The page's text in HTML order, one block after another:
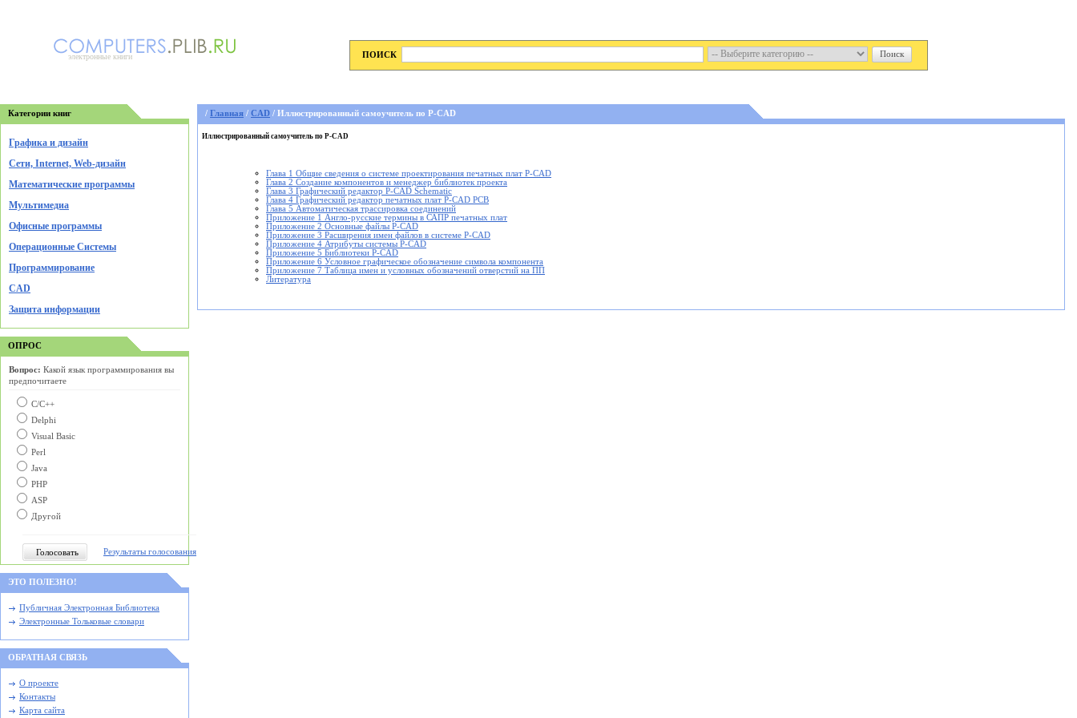
электронные книги ПОИСК
Категории книг
Графика и дизайн
Cети, Internet, Web-дизайн
Математические программы
Мультимедиа
Офисные программы
Операционные Системы
Программирование
CAD
Защита информации
ОПРОС
Вопрос: Какой язык программирования вы
предпочитаете
С/C++
Delphi
Visual Basic
Perl
Java
PHP
ASP
Другой
Результаты голосования
ЭТО ПОЛЕЗНО!
Публичная Электронная Библиотека
Электронные Тольковые словари
ОБРАТНАЯ СВЯЗЬ
О проекте
Контакты
Карта сайта
/ Главная / CAD / Иллюстрированный самоучитель по P-CAD
Иллюстрированный самоучитель по P-CAD
Глава 1 Общие сведения о системе проектирования печатных плат P-CAD
Глава 2 Создание компонентов и менеджер библиотек проекта
Глава 3 Графический редактор P-CAD Schematic
Глава 4 Графический редактор печатных плат P-CAD PCB
Глава 5 Автоматическая трассировка соединений
Приложение 1 Англо-русские термины в САПР печатных плат
Приложение 2 Основные файлы P-CAD
Приложение 3 Расширения имен файлов в системе P-CAD
Приложение 4 Атрибуты системы P-CAD
Приложение 5 Библиотеки P-CAD
Приложение 6 Условное графическое обозначение символа компонента
Приложение 7 Таблица имен и условных обозначений отверстий на ПП
Литература